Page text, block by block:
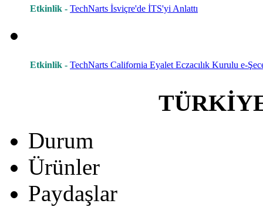
Etkinlik - TechNarts İsviçre'de İTS'yi Anlattı
Etkinlik - TechNarts California Eyalet Eczacılık Kurulu e-
Durum
Ürünler
Paydaşlar